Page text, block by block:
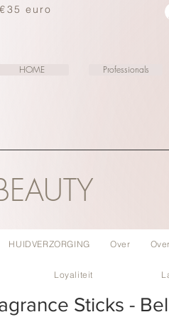
euro
HOME Professionals
HUIDVERZORGING Over Over
Loyaliteit
Sticks -